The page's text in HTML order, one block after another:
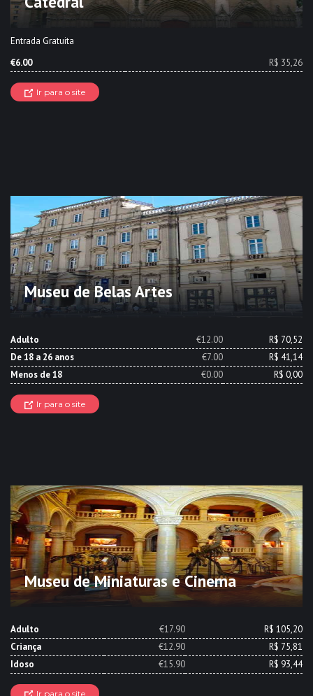
Entrada Gratuita
€6.00
R$ 35,26
Ir para o site
Museu de Belas Artes
Adulto €12.00
R$ 70,52
De 18 a 26 anos
€7.00
R$ 41,14
Menos de 18
€0.00 R$ 0,00
Ir para o site
Museu de Miniaturas e Cinema
Adulto €17.90
R$ 105,20
Criança
€12.90
R$ 75,81
Idoso
€15.90 R$ 93,44
Ir para o site